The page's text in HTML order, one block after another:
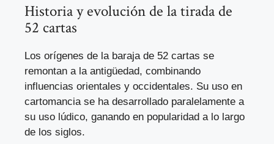
Historia y evolución de la tirada de
52 cartas
Los orígenes de la baraja de 52 cartas se
remontan a la antigüedad, combinando
influencias orientales y occidentales. Su uso en
cartomancia se ha desarrollado paralelamente a
su uso lúdico, ganando en popularidad a lo largo
de los siglos.